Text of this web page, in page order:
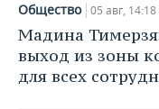
Общество 05 авг, 14:18
Мадина
выход из зоны
для всех